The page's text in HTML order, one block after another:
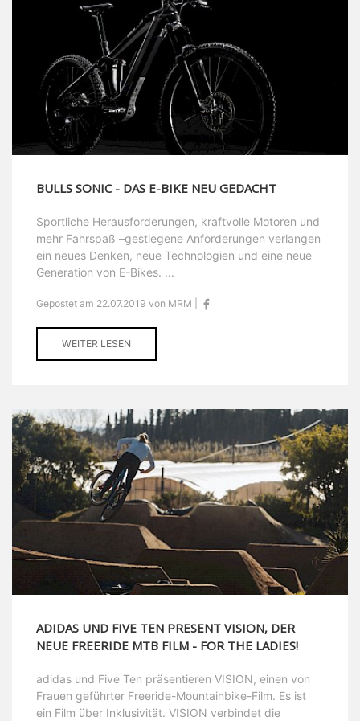
BULLS SONIC - DAS E-BIKE NEU GEDACHT
Sportliche Herausforderungen, kraftvolle Motoren und
mehr Fahrspaß –gestiegene Anforderungen verlangen
ein neues Denken, neue Technologien und eine neue
Generation von E-Bikes. ...
Gepostet am 22.07.2019 von MRM |
WEITER LESEN
ADIDAS UND FIVE TEN PRESENT VISION, DER
NEUE FREERIDE MTB FILM - FOR THE LADIES!
adidas und Five Ten präsentieren VISION, einen von
Frauen geführter Freeride-Mountainbike-Film. Es ist
ein Film über Inklusivität. VISION verbindet die